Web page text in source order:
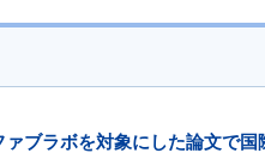
ブラボを対象にした論文で